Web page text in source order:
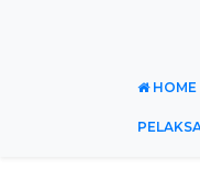
HOME